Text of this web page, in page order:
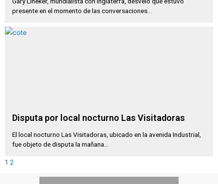
presente en el momento de las conversaciones...
Disputa por local nocturno Las Visitadoras
El local nocturno Las Visitadoras, ubicado en la avenida Industrial,
fue objeto de disputa la mañana...
1 2